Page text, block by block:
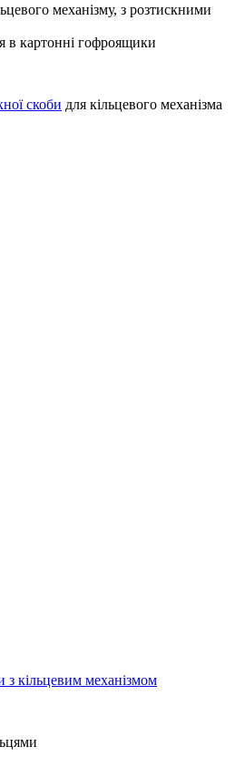
механізму, з розтискними
в картонні гофроящики
скоби для кільцевого механізма
кільцевим механізмом